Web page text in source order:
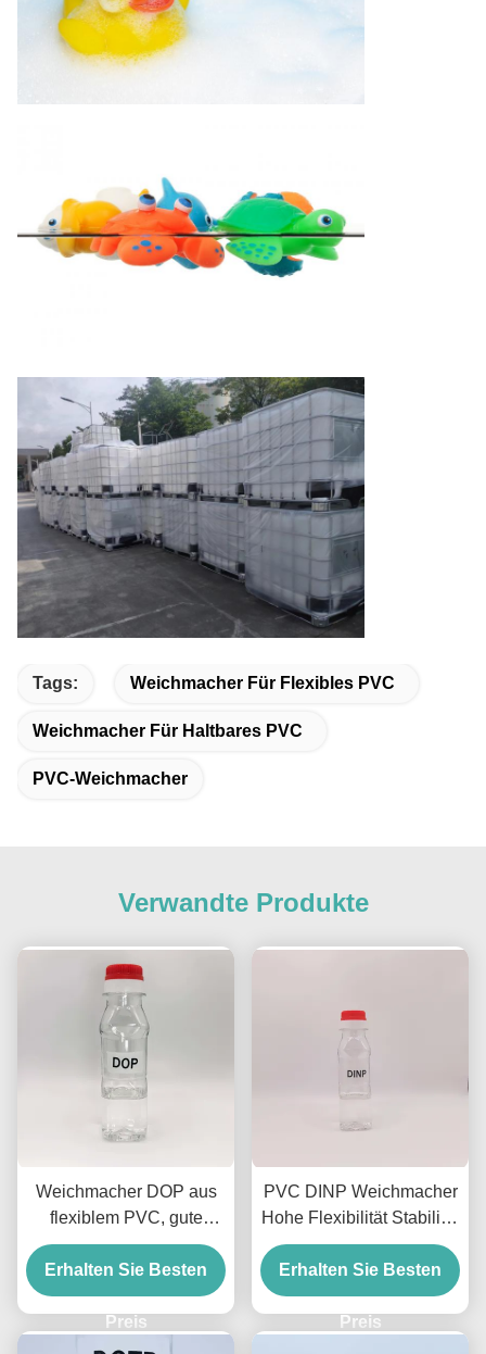
Tags: Weichmacher Für Flexibles PVC
Weichmacher Für Haltbares PVC
PVC-Weichmacher
Verwandte Produkte
Weichmacher DOP aus
flexiblem PVC, gute
Plastizität und Haltbarkeit
für PVC-Produkte
Erhalten Sie Besten
Preis
PVC DINP Weichmacher
Hohe Flexibilität Stabilität
PVC Produkte Dinp
Diisononylphthalat
Erhalten Sie Besten
Preis